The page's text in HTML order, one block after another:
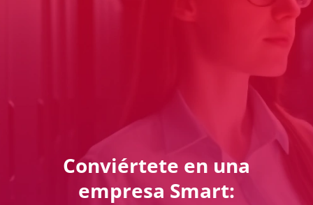
Conviértete en una
empresa Smart: